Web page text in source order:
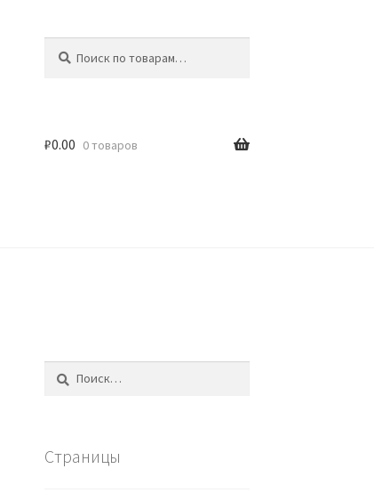
₽0.00 0 товаров
Страницы